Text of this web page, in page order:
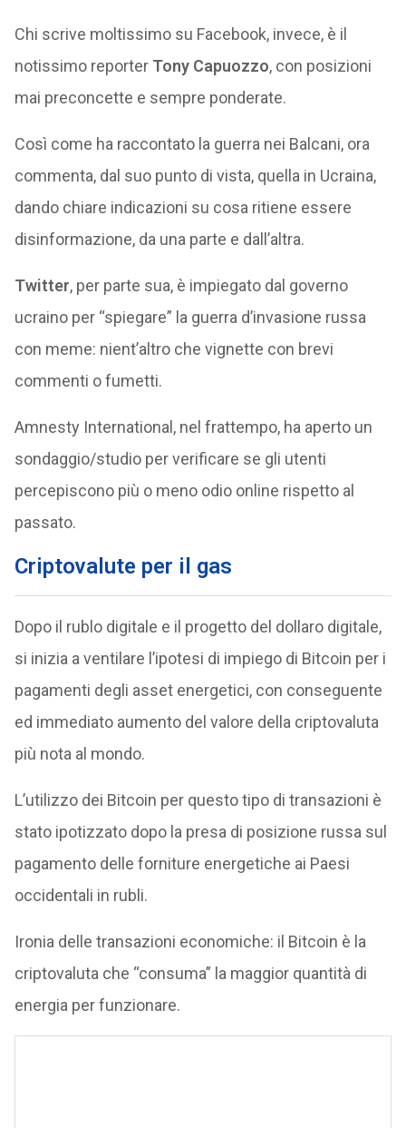
Chi scrive moltissimo su Facebook, invece, è il
notissimo reporter Tony Capuozzo, con posizioni
mai preconcette e sempre ponderate.
Così come ha raccontato la guerra nei Balcani, ora
commenta, dal suo punto di vista, quella in Ucraina,
dando chiare indicazioni su cosa ritiene essere
disinformazione, da una parte e dall’altra.
Twitter, per parte sua, è impiegato dal governo
ucraino per “spiegare” la guerra d’invasione russa
con meme: nient’altro che vignette con brevi
commenti o fumetti.
Amnesty International, nel frattempo, ha aperto un
sondaggio/studio per verificare se gli utenti
percepiscono più o meno odio online rispetto al
passato.
Criptovalute per il gas
Dopo il rublo digitale e il progetto del dollaro digitale,
si inizia a ventilare l’ipotesi di impiego di Bitcoin per i
pagamenti degli asset energetici, con conseguente
ed immediato aumento del valore della criptovaluta
più nota al mondo.
L’utilizzo dei Bitcoin per questo tipo di transazioni è
stato ipotizzato dopo la presa di posizione russa sul
pagamento delle forniture energetiche ai Paesi
occidentali in rubli.
Ironia delle transazioni economiche: il Bitcoin è la
criptovaluta che “consuma” la maggior quantità di
energia per funzionare.